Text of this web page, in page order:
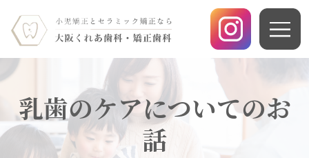
乳歯のケアについてのお
話